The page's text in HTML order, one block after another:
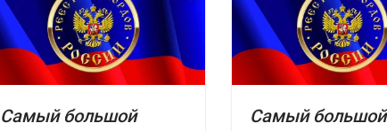
Самый большой
Самый большой